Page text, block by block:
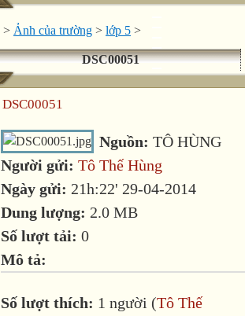
> Ảnh của trường > lớp 5 >
DSC00051
DSC00051
Nguồn: TÔ HÙNG
Người gửi: Tô Thế Hùng
Ngày gửi: 21h:22' 29-04-2014
Dung lượng: 2.0 MB
Số lượt tải: 0
Mô tả:
Số lượt thích: 1 người (Tô Thế